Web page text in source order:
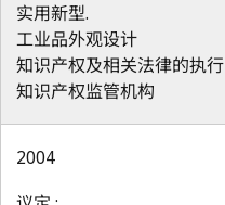
实用新型.
工业品外观设计
知识产权及相关法律的执行
知识产权监管机构
2004